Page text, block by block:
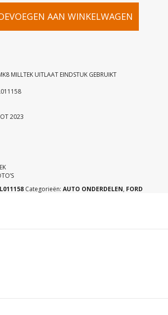
AAN WINKELWAGEN
MILLTEK UITLAAT EINDSTUK GEBRUIKT
2023
Categorieën: AUTO ONDERDELEN, FORD